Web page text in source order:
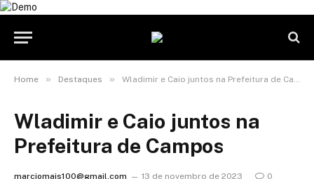
Home » Destaques » Wladimir e Caio juntos na Prefeitura de Campos
Wladimir e Caio juntos na
Prefeitura de Campos
marciomais100@gmail.com 13 de novembro de 2023
0